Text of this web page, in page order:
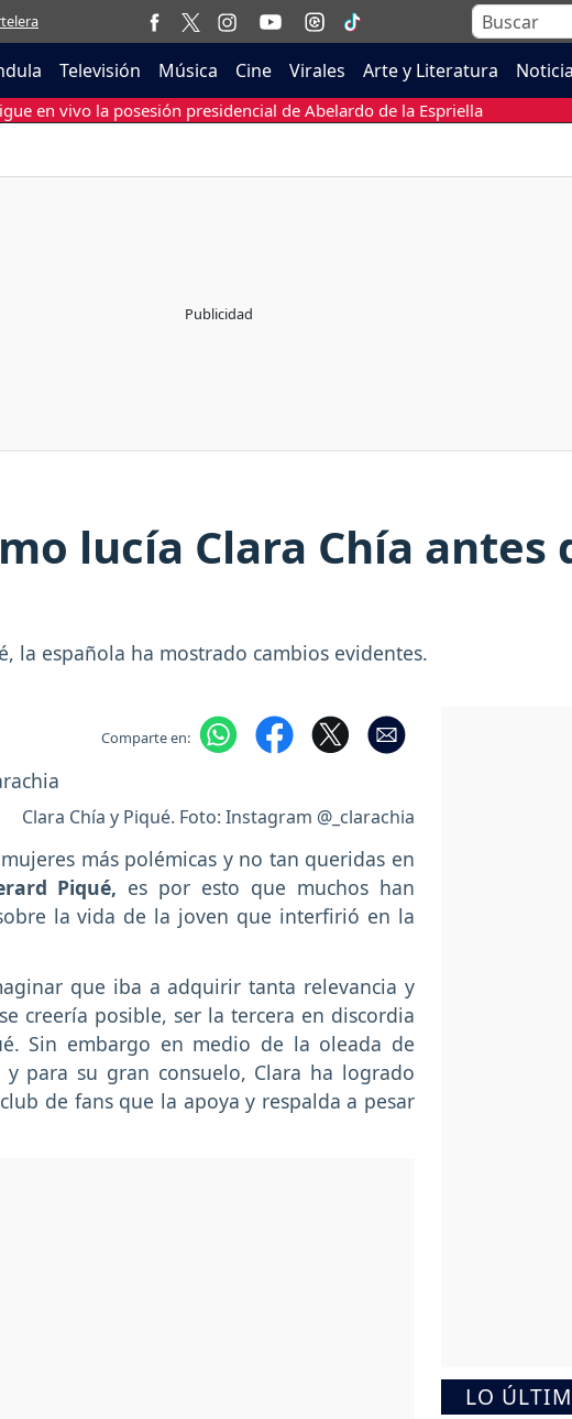
Televisión Música Cine Virales Arte y Literatura
en vivo la posesión presidencial de Abelardo de la Espriella
lucía Clara Chía antes
la española ha mostrado cambios evidentes.
Comparte en:
Clara Chía y Piqué. Foto: Instagram @_clarachia
más polémicas y no tan queridas en
Piqué, es por esto que muchos han
la vida de la joven que interfirió en la
que iba a adquirir tanta relevancia y
creería posible, ser la tercera en discordia
Sin embargo en medio de la oleada de
para su gran consuelo, Clara ha logrado
de fans que la apoya y respalda a pesar
LO